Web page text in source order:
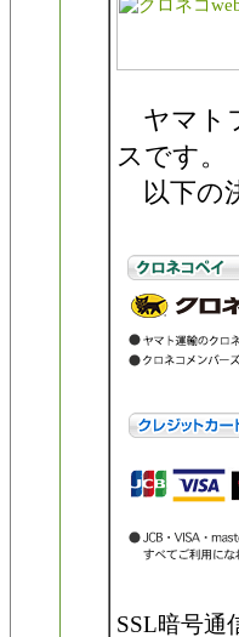
ヤマト
スです。
以下の
SSL暗号通